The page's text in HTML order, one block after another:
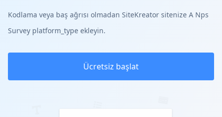
Kodlama veya baş ağrısı olmadan SiteKreator sitenize A Nps
Survey platform_type ekleyin.
Ücretsiz başlat